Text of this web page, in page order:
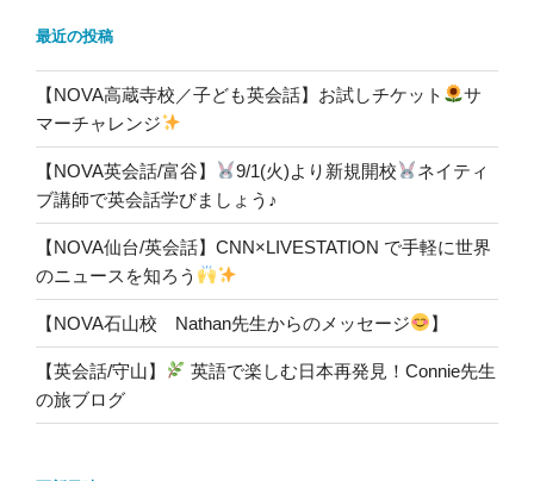
最近の投稿
【NOVA高蔵寺校／子ども英会話】お試しチケット
サ
マーチャレンジ
【NOVA英会話/富谷】 9/1(火)より新規開校
ネイティ
ブ講師で英会話学びましょう♪
【NOVA仙台/英会話】CNN×LIVESTATION で手軽に世界
のニュースを知ろう
【NOVA石山校 Nathan先生からのメッセージ 】
【英会話/守山】
英語で楽しむ日本再発見！Connie先生
の旅ブログ